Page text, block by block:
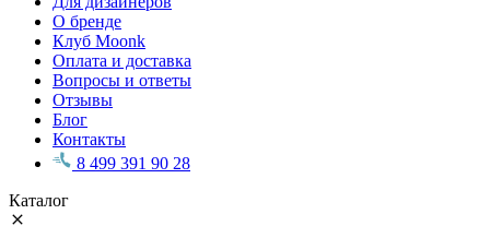
О бренде
Клуб Moonk
Оплата и доставка
Вопросы и ответы
Отзывы
Блог
Контакты
8 499 391 90 28
Каталог